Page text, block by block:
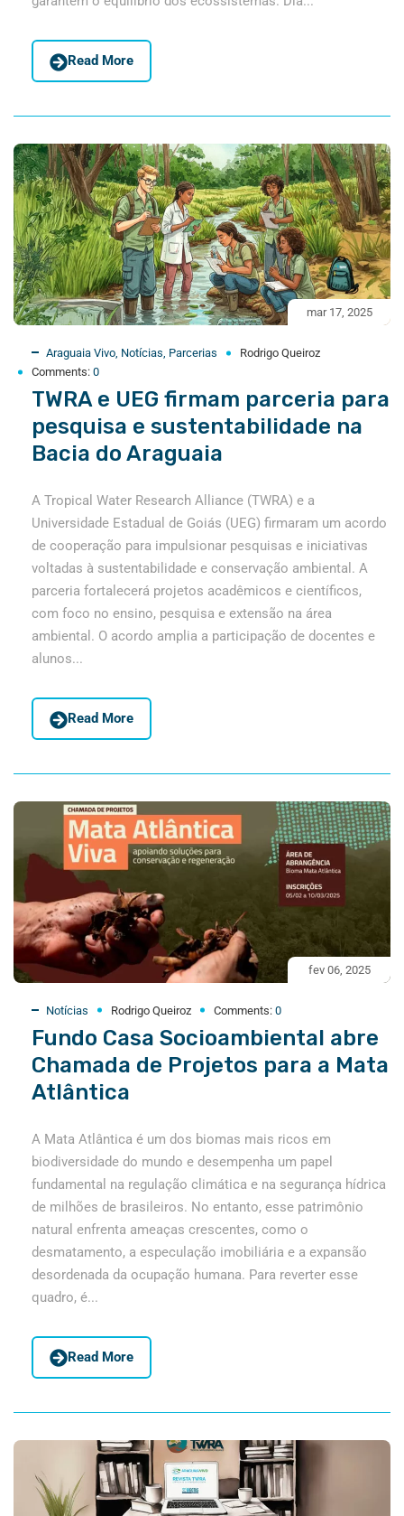
Read More
mar 17, 2025
Araguaia Vivo, Notícias, Parcerias
Rodrigo Queiroz
Comments: 0
TWRA e UEG firmam parceria para
pesquisa e sustentabilidade na
Bacia do Araguaia
A Tropical Water Research Alliance (TWRA) e a
Universidade Estadual de Goiás (UEG) firmaram um acordo
de cooperação para impulsionar pesquisas e iniciativas
voltadas à sustentabilidade e conservação ambiental. A
parceria fortalecerá projetos acadêmicos e científicos,
com foco no ensino, pesquisa e extensão na área
ambiental. O acordo amplia a participação de docentes e
alunos...
Read More
fev 06, 2025
Notícias Rodrigo Queiroz Comments: 0
Fundo Casa Socioambiental abre
Chamada de Projetos para a Mata
Atlântica
A Mata Atlântica é um dos biomas mais ricos em
biodiversidade do mundo e desempenha um papel
fundamental na regulação climática e na segurança hídrica
de milhões de brasileiros. No entanto, esse patrimônio
natural enfrenta ameaças crescentes, como o
desmatamento, a especulação imobiliária e a expansão
desordenada da ocupação humana. Para reverter esse
quadro, é...
Read More